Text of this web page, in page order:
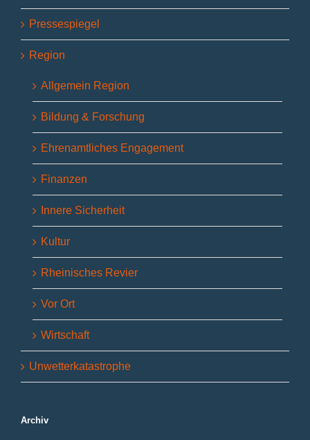
Pressespiegel
Region
Allgemein Region
Bildung & Forschung
Ehrenamtliches Engagement
Finanzen
Innere Sicherheit
Kultur
Rheinisches Revier
Vor Ort
Wirtschaft
Unwetterkatastrophe
Archiv